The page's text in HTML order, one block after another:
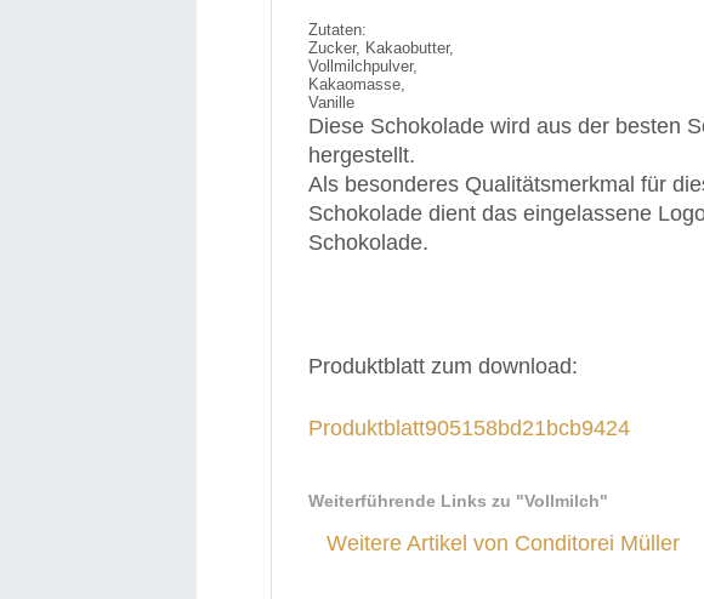
Zutaten:
Zucker, Kakaobutter,
Vollmilchpulver,
Kakaomasse,
Vanille
Diese Schokolade wird aus der besten
hergestellt.
Als besonderes Qualitätsmerkmal für
Schokolade dient das eingelassene
Schokolade.
Produktblatt zum download:
Produktblatt905158bd21bcb9424
Weiterführende Links zu "Vollmilch"
Weitere Artikel von Conditorei Müller